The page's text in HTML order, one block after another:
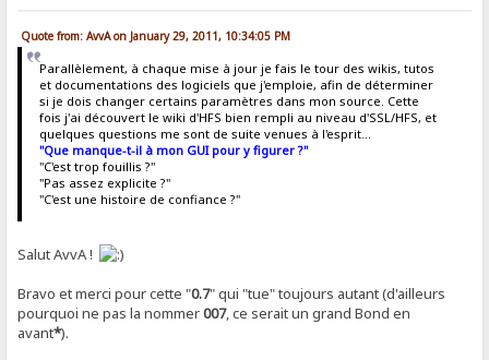
Quote from: AvvA on January 29, 2011, 10:34:05 PM
Parallèlement, à chaque mise à jour je fais le tour des wikis, tutos
et documentations des logiciels que j'emploie, afin de déterminer
si je dois changer certains paramètres dans mon source. Cette
fois j'ai découvert le wiki d'HFS bien rempli au niveau d'SSL/HFS, et
quelques questions me sont de suite venues à l'esprit...
"Que manque-t-il à mon GUI pour y figurer ?"
"C'est trop fouillis ?"
"Pas assez explicite ?"
"C'est une histoire de confiance ?"
Salut AvvA !
Bravo et merci pour cette "0.7" qui "tue" toujours autant (d'ailleurs
pourquoi ne pas la nommer007, ce serait un grand Bond en
avant*).